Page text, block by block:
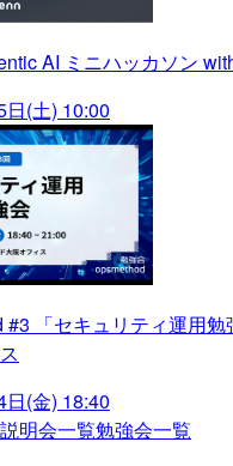
AI ミニハッカソン
(土) 10:00
「セキュリティ運用勉
(金) 18:40
明会一覧勉強会一覧